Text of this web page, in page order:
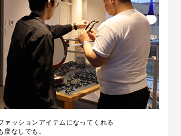
ァッションアイテムになってくれる
度なしでも。